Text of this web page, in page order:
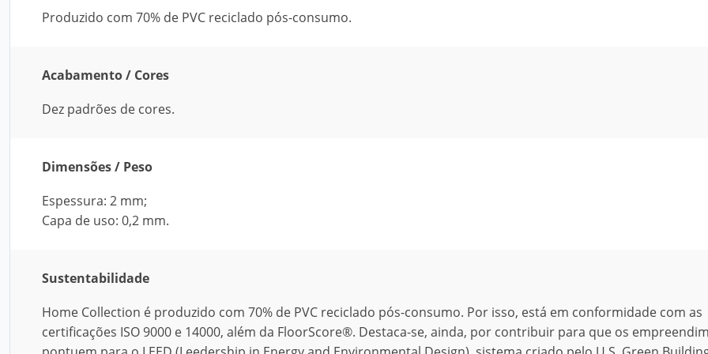
Produzido com 70% de PVC reciclado pós-consumo.
Acabamento / Cores
Dez padrões de cores.
Dimensões / Peso
Espessura: 2 mm;
Capa de uso: 0,2 mm.
Sustentabilidade
Home Collection é produzido com 70% de PVC reciclado pós-consumo. Por isso, está em conformidade com as
certificações ISO 9000 e 14000, além da FloorScore®. Destaca-se, ainda, por contribuir para que os